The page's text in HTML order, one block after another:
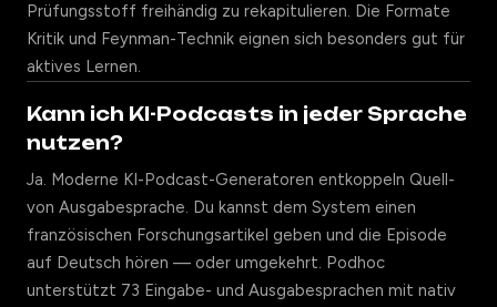
Prüfungsstoff freihändig zu rekapitulieren. Die Formate
Kritik und Feynman-Technik eignen sich besonders gut für
aktives Lernen.
Kann ich KI-Podcasts in jeder Sprache
nutzen?
Ja. Moderne KI-Podcast-Generatoren entkoppeln Quell-
von Ausgabesprache. Du kannst dem System einen
französischen Forschungsartikel geben und die Episode
auf Deutsch hören — oder umgekehrt. Podhoc
unterstützt 73 Eingabe- und Ausgabesprachen mit nativ